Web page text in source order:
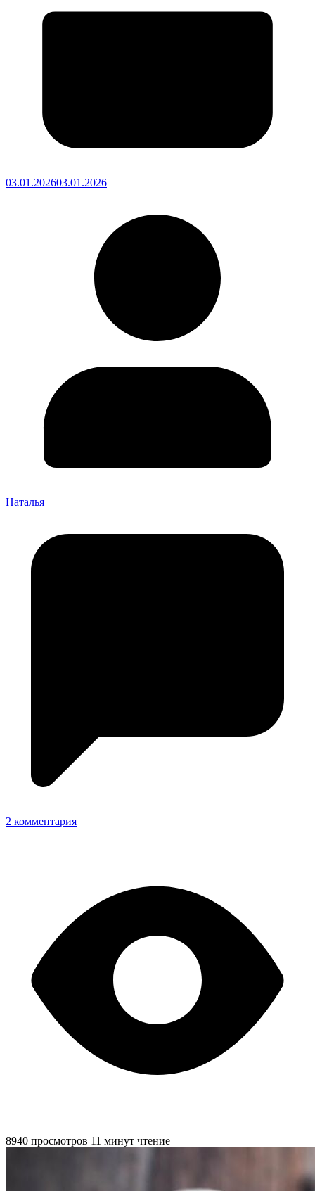
03.01.202603.01.2026
Наталья
2 комментария
8940 просмотров 11 минут чтение